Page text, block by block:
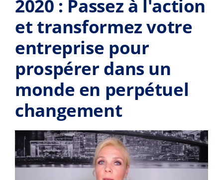
2020 : Passez à l'action
et transformez votre
entreprise pour
prospérer dans un
monde en perpétuel
changement